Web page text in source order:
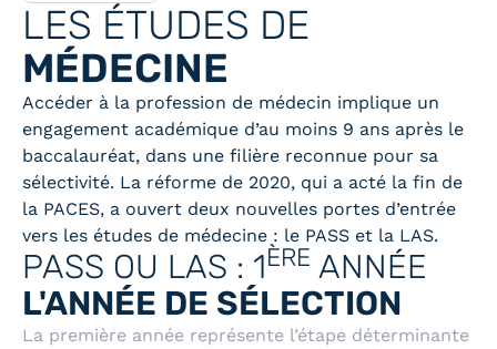
LES ÉTUDES DE
MÉDECINE
Accéder à la profession de médecin implique un
engagement académique d’au moins 9 ans après le
baccalauréat, dans une filière reconnue pour sa
sélectivité. La réforme de 2020, qui a acté la fin de
la PACES, a ouvert deux nouvelles portes d’entrée
vers les études de médecine : le PASS et la LAS.
PASS OU LAS : 1ÈRE ANNÉE
L'ANNÉE DE SÉLECTION
La première année représente l’étape déterminante